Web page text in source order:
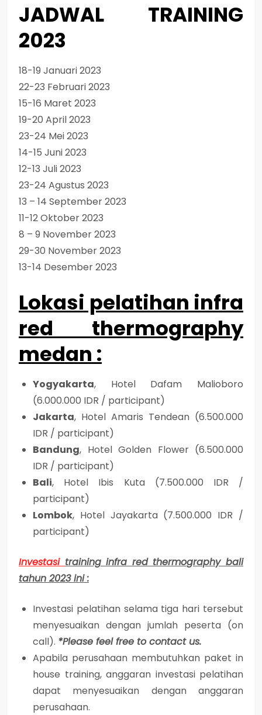
JADWAL TRAINING
2023
18-19 Januari 2023
22-23 Februari 2023
15-16 Maret 2023
19-20 April 2023
23-24 Mei 2023
14-15 Juni 2023
12-13 Juli 2023
23-24 Agustus 2023
13 – 14 September 2023
11-12 Oktober 2023
8 – 9 November 2023
29-30 November 2023
13-14 Desember 2023
Lokasi pelatihan infra
red thermography
medan :
Yogyakarta, Hotel Dafam Malioboro
(6.000.000 IDR / participant)
Jakarta, Hotel Amaris Tendean (6.500.000
IDR / participant)
Bandung, Hotel Golden Flower (6.500.000
IDR / participant)
Bali, Hotel Ibis Kuta (7.500.000 IDR /
participant)
Lombok, Hotel Jayakarta (7.500.000 IDR /
participant)
Investasi training infra red thermography bali
tahun 2023 ini :
Investasi pelatihan selama tiga hari tersebut
menyesuaikan dengan jumlah peserta (on
call). *Please feel free to contact us.
Apabila perusahaan membutuhkan paket in
house training, anggaran investasi pelatihan
dapat menyesuaikan dengan anggaran
perusahaan.